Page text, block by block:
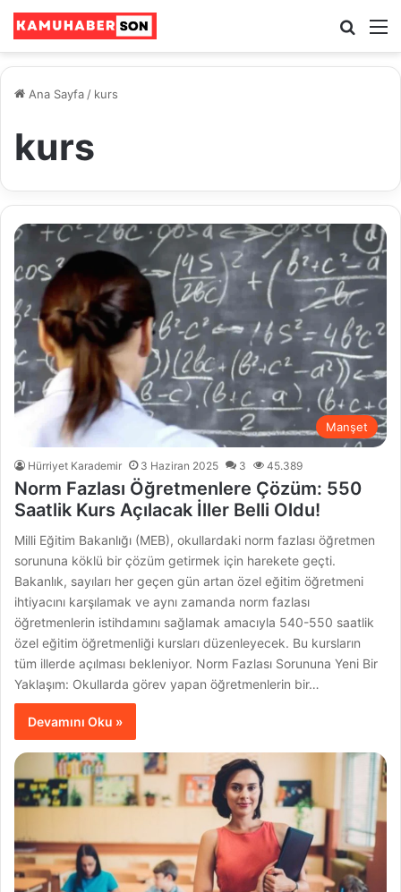
Ara
Ana Sayfa / kurs
kurs
Manşet
Hürriyet Karademir 3 Haziran 2025 3 45.389
Norm Fazlası Öğretmenlere Çözüm: 550
Saatlik Kurs Açılacak İller Belli Oldu!
Milli Eğitim Bakanlığı (MEB), okullardaki norm fazlası öğretmen
sorununa köklü bir çözüm getirmek için harekete geçti.
Bakanlık, sayıları her geçen gün artan özel eğitim öğretmeni
ihtiyacını karşılamak ve aynı zamanda norm fazlası
öğretmenlerin istihdamını sağlamak amacıyla 540-550 saatlik
özel eğitim öğretmenliği kursları düzenleyecek. Bu kursların
tüm illerde açılması bekleniyor. Norm Fazlası Sorununa Yeni Bir
Yaklaşım: Okullarda görev yapan öğretmenlerin bir…
Devamını Oku »